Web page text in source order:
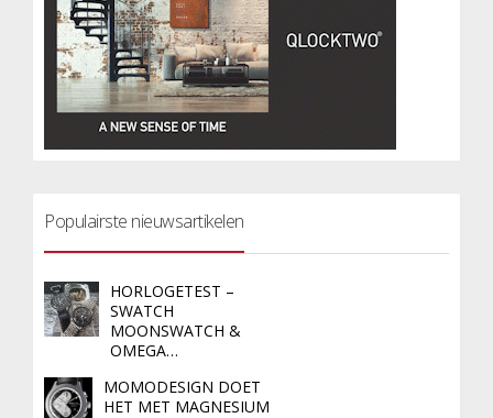
Populairste nieuwsartikelen
HORLOGETEST –
SWATCH
MOONSWATCH &
OMEGA…
MOMODESIGN DOET
HET MET MAGNESIUM